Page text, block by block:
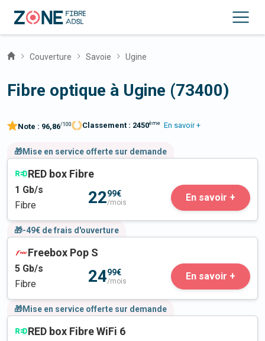
Couverture Savoie Ugine
Fibre optique à Ugine (73400)
Note : 96,86/100 Classement : 2450ème En savoir +
🎁Mise en service offerte sur demande
RED box Fibre
1 Gb/s
Fibre
2299€
/mois En savoir +
🎁-49€ de frais d'ouverture
Freebox Pop S
5 Gb/s
Fibre
2499€
/mois En savoir +
🎁Mise en service offerte sur demande
RED box Fibre WiFi 6